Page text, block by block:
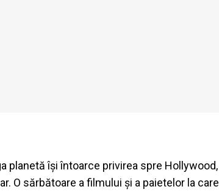
planetă își întoarce privirea spre Hollywood,
O sărbătoare a filmului și a paietelor la care